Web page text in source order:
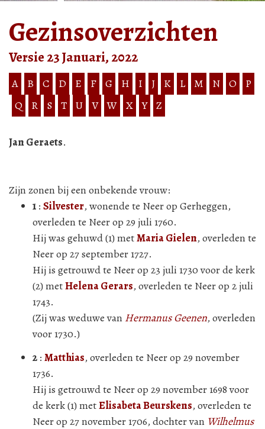
Gezinsoverzichten
Versie 23 Januari, 2022
A B C D E F G H I J K L M N O
P
Q
R S T U V W X Y Z
Jan Geraets.
Zijn zonen bij een onbekende vrouw:
1 : Silvester, wonende te Neer op Gerheggen,
overleden te Neer op 29 juli 1760.
Hij was gehuwd (1) metMaria Gielen, overleden te
Neer op 27 september 1727.
Hij is getrouwd te Neer op 23 juli 1730 voor de kerk
(2) metHelena Gerars, overleden te Neer op 2 juli
1743.
(Zij was weduwe van Hermanus Geenen, overleden
voor 1730.)
2 : Matthias, overleden te Neer op 29 november
1736.
Hij is getrouwd te Neer op 29 november 1698 voor
de kerk (1) metElisabeta Beurskens, overleden te
Neer op 27 november 1706, dochter van Wilhelmus